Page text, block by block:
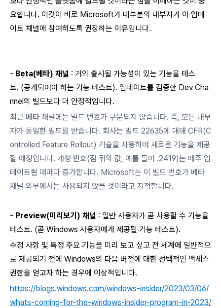
요합니다. 이것이 바로 Microsoft가 대부분의 내부자가 이 업데
이트 채널에 참여하도록 권장하는 이유입니다.
- Beta(베타) 채널 : 거의 출시될 가능성이 있는 기능을 테스
트. (공개되어야 하는 기능 테스트). 업데이트를 검증한 Dev Cha
nnel의 빌드보다 더 안정적입니다.
최근 베타 채널에는 빌드 번호가 구분되지 않습니다. 즉, 모든 내부
자가 동일한 빌드를 받습니다. 회사는 빌드 22635에 대해 CFR(C
ontrolled Feature Rollout) 기술을 사용하여 새로운 기능을 제공
할 예정입니다. 개정 번호(점 뒤의 값, 예를 들어 .2419)는 매주 업
데이트될 때마다 증가합니다. Microsoft는 이 빌드 번호가 베타
채널 외부에서는 사용되지 않을 것이라고 지적합니다.
- Preview(미리보기) 채널 : 일반 사용자가 곧 사용할 수 기능을
테스트. (곧 Windows 사용자에게 제공될 기능 테스트).
수정 사항 및 특정 주요 기능을 미리 보고 싶고 전 세계에 일반적으
로 제공되기 전에 Windows의 다음 버전에 대한 선택적인 액세스
권한을 얻고자 하는 경우에 이상적입니다.
https://blogs.windows.com/windows-insider/2023/03/06/
whats-coming-for-the-windows-insider-program-in-2023/